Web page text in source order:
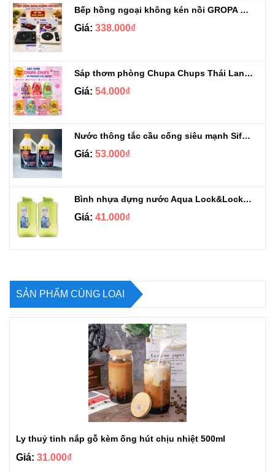
Bếp hồng ngoại không kén nồi GROPA G1-608
Giá: 338.000₫
Sáp thơm phòng Chupa Chups Thái Lan 230g
Giá: 54.000₫
Nước thông tắc cầu cống siêu mạnh Sifa 1.4kg
Giá: 53.000₫
Bình nhựa đựng nước Aqua Lock&Lock 2.1L
Giá: 41.000₫
SẢN PHẨM CÙNG LOẠI
Ly thuỷ tinh nắp gỗ kèm ống hút chịu nhiệt 500ml
Giá: 31.000₫